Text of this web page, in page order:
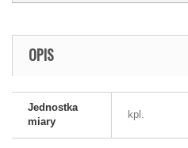
OPIS
Jednostka
miary
kpl.